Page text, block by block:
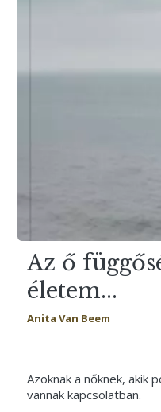
Az ő
életem...
Anita Van Beem
Azoknak a nőknek, akik
vannak kapcsolatban.